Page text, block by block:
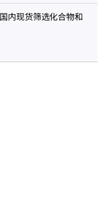
内现货筛选化合物和